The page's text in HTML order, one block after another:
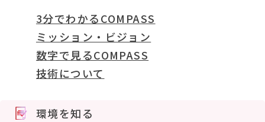
3分でわかるCOMPASS
ミッション・ビジョン
数字で見るCOMPASS
技術について
環境を知る